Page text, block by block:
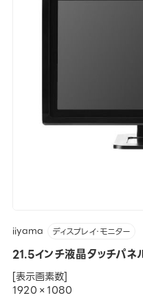
iiyama ディスプレイ・モニター
21.5インチ液晶タッチパネ
[表示画素数]
1920×1080